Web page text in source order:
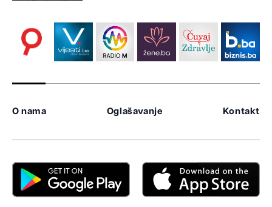
O nama Oglašavanje Kontakt